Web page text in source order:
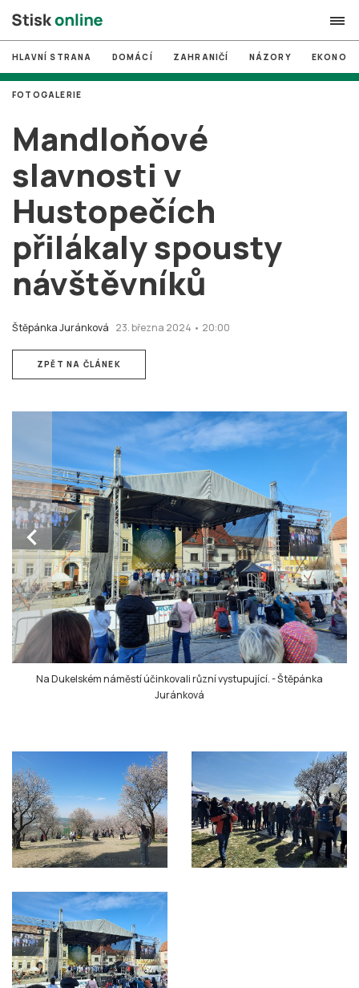
search
# MUNI
# Brno
# volby
login PŘIHLÁSIT SE
Zapomněli jste heslo?
Založit nový účet
HLAVNÍ STRANA DOMÁCÍ ZAHRANIČÍ NÁZORY
Mandloňové
slavnosti v
Hustopečích
přilákaly spousty
návštěvníků
Štěpánka Juránková 23. března 2024 • 20:00
FOTOGALERIE
ZPĚT NA ČLÁNEK
chevron_left
Na Dukelském náměstí účinkovali různí vystupující.-Štěpánka
Juránková